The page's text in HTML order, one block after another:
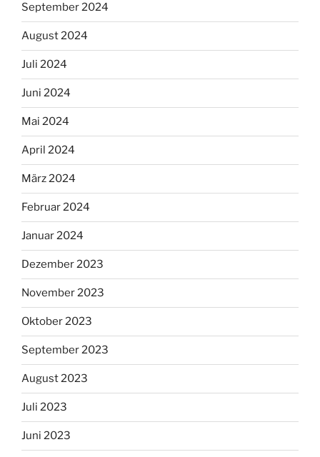
September 2024
August 2024
Juli 2024
Juni 2024
Mai 2024
April 2024
März 2024
Februar 2024
Januar 2024
Dezember 2023
November 2023
Oktober 2023
September 2023
August 2023
Juli 2023
Juni 2023